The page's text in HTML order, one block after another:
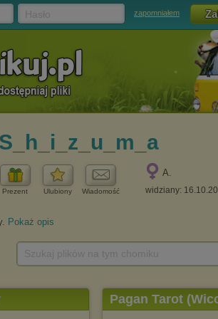
zapomniałem
S_h_i_z_u_m_a
Prezent Ulubiony Wiadomość
A.
widziany:
Pokaż opis
Pagan Tarot